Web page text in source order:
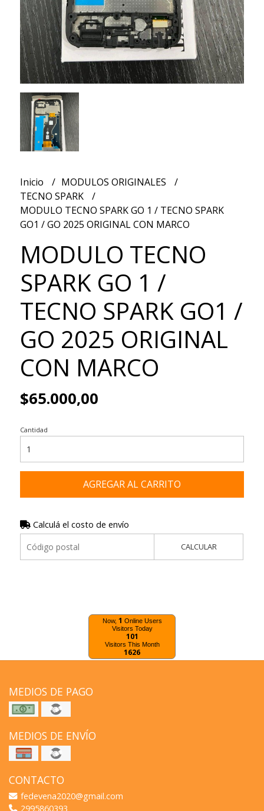
Inicio
MODULOS ORIGINALES
TECNO SPARK
MODULO TECNO SPARK GO 1 / TECNO SPARK
GO1 / GO 2025 ORIGINAL CON MARCO
MODULO TECNO
SPARK GO 1 /
TECNO SPARK GO1 /
GO 2025 ORIGINAL
CON MARCO
$65.000,00
Cantidad
AGREGAR AL CARRITO
Calculá el costo de envío
CALCULAR
Now, 1 Online Users
Visitors Today
101
Visitors This Month
1626
MEDIOS DE PAGO
MEDIOS DE ENVÍO
CONTACTO
fedevena2020@gmail.com
2995860393